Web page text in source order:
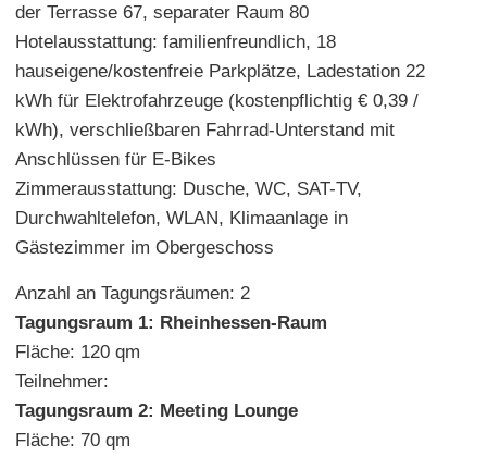
der Terrasse 67, separater Raum 80
Hotelausstattung: familienfreundlich, 18
hauseigene/kostenfreie Parkplätze, Ladestation 22
kWh für Elektrofahrzeuge (kostenpflichtig € 0,39 /
kWh), verschließbaren Fahrrad-Unterstand mit
Anschlüssen für E-Bikes
Zimmerausstattung: Dusche, WC, SAT-TV,
Durchwahltelefon, WLAN, Klimaanlage in
Gästezimmer im Obergeschoss
Anzahl an Tagungsräumen: 2
Tagungsraum 1: Rheinhessen-Raum
Fläche: 120 qm
Teilnehmer:
Tagungsraum 2: Meeting Lounge
Fläche: 70 qm